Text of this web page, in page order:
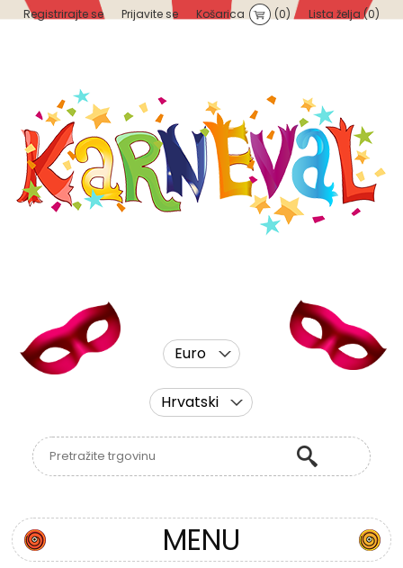
Registrirajte se Prijavite se Košarica (0) Lista želja (0)
Euro
Hrvatski
MENU